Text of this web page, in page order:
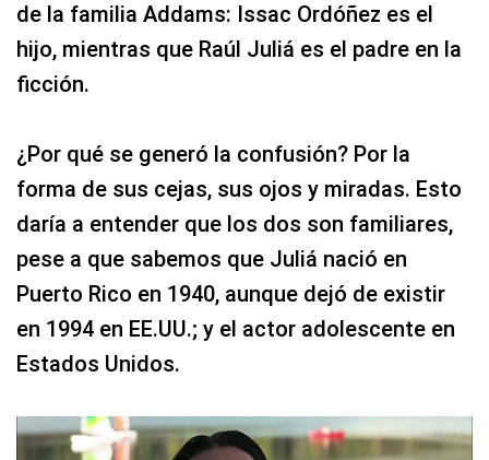
de la familia Addams: Issac Ordóñez es el
hijo, mientras que Raúl Juliá es el padre en la
ficción.
¿Por qué se generó la confusión? Por la
forma de sus cejas, sus ojos y miradas. Esto
daría a entender que los dos son familiares,
pese a que sabemos que Juliá nació en
Puerto Rico en 1940, aunque dejó de existir
en 1994 en EE.UU.; y el actor adolescente en
Estados Unidos.